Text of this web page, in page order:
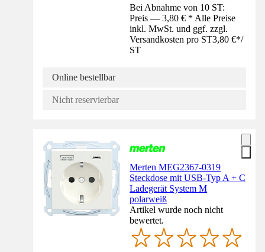
Bei Abnahme von 10 ST:
Preis — 3,80 € * Alle Preise
inkl. MwSt. und ggf. zzgl.
Versandkosten pro ST3,80 €*/
ST
Online bestellbar
Nicht reservierbar
Merten MEG2367-0319
Steckdose mit USB-Typ A + C
Ladegerät System M
polarweiß
Artikel wurde noch nicht
bewertet.